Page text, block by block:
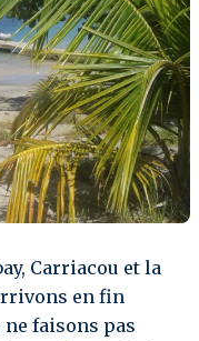
Carriacou et la
en fin
ne faisons pas